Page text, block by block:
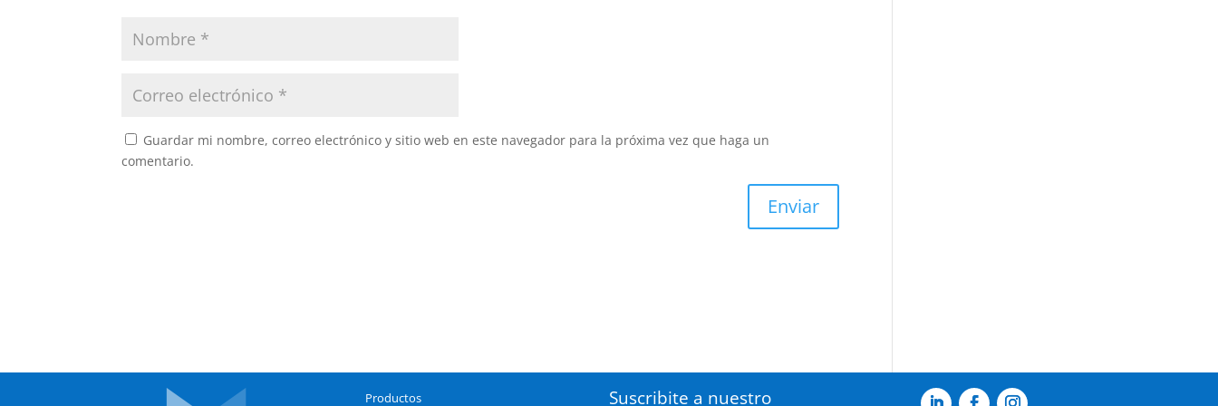
Guardar mi nombre, correo electrónico y sitio web en este navegador para la próxima vez que haga un
comentario.
Productos
Suscribite a nuestro